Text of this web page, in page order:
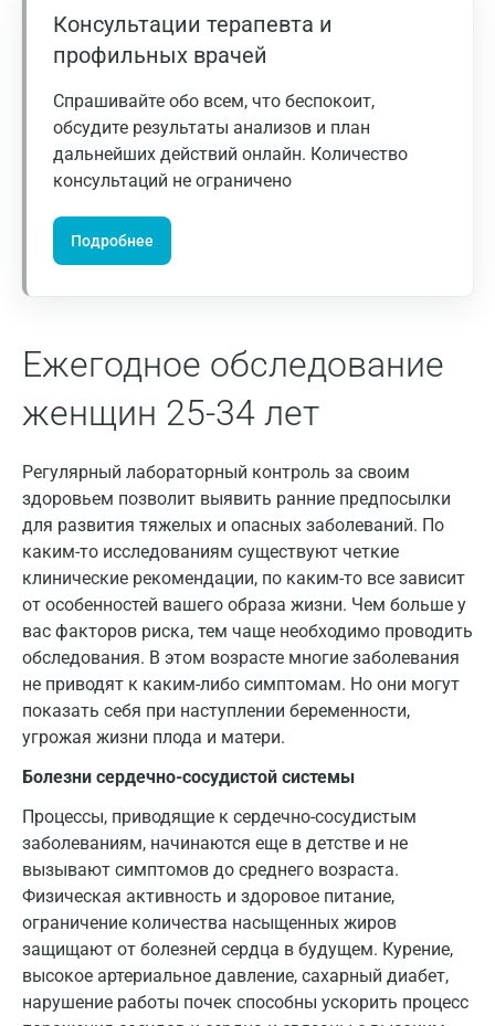
Консультации терапевта и
профильных врачей
Спрашивайте обо всем, что беспокоит,
обсудите результаты анализов и план
дальнейших действий онлайн. Количество
консультаций не ограничено
Подробнее
Ежегодное обследование
женщин 25-34 лет
Регулярный лабораторный контроль за своим
здоровьем позволит выявить ранние предпосылки
для развития тяжелых и опасных заболеваний. По
каким-то исследованиям существуют четкие
клинические рекомендации, по каким-то все зависит
от особенностей вашего образа жизни. Чем больше у
вас факторов риска, тем чаще необходимо проводить
обследования. В этом возрасте многие заболевания
не приводят к каким-либо симптомам. Но они могут
показать себя при наступлении беременности,
угрожая жизни плода и матери.
Болезни сердечно-сосудистой системы
Процессы, приводящие к сердечно-сосудистым
заболеваниям, начинаются еще в детстве и не
вызывают симптомов до среднего возраста.
Физическая активность и здоровое питание,
ограничение количества насыщенных жиров
защищают от болезней сердца в будущем. Курение,
высокое артериальное давление, сахарный диабет,
нарушение работы почек способны ускорить процесс
Армавир
Астрахань
Балашиха
Барнаул
Брянск
Великий Новгород
Волгоград
Волжский
Воронеж
Гатчина
Геленджик
Голубое
Дзержинск
Долгопрудный
Екатеринбург
Жуковский
Звенигород